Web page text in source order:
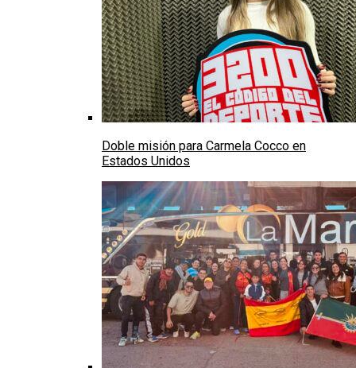
Doble misión para Carmela Cocco en
Estados Unidos